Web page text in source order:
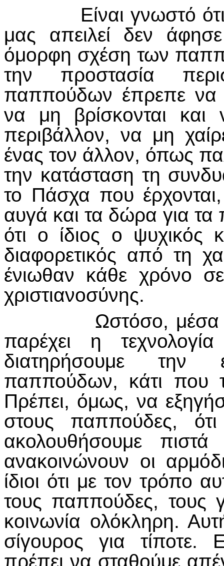
Είναι γνωστό ότι
μας απειλεί δεν
όμορφη σχέση των
την προστασία
παππούδων έπρεπε να
να μη βρίσκονται και
περιβάλλον, να μη
ένας τον άλλον, όπως
την κατάσταση τη
το Πάσχα που
αυγά και τα δώρα για τα
ότι ο ίδιος ο ψυχικός
διαφορετικός από τη
ένιωθαν κάθε χρόνο
χριστιανοσύνης.
Ωστόσο, μέσα από
παρέχει η
διατηρήσουμε την
παππούδων, κάτι που
Πρέπει, όμως, να
στους παππούδες,
ακολουθήσουμε
ανακοινώνουν οι
ίδιοι ότι με τον τρόπο
τους παππούδες, τους
κοινωνία ολόκληρη.
σίγουρος για τίποτε.
πρέπει να σταθούμε